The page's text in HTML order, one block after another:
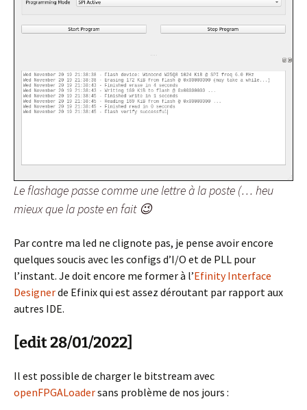
Le flashage passe comme une lettre à la poste (… heu
mieux que la poste en fait 😉
Par contre ma led ne clignote pas, je pense avoir encore
quelques soucis avec les configs d’I/O et de PLL pour
l’instant. Je doit encore me former à l’Efinity Interface
Designerde Efinix qui est assez déroutant par rapport aux
autres IDE.
[edit 28/01/2022]
Il est possible de charger le bitstream avec
openFPGALoadersans problème de nos jours :